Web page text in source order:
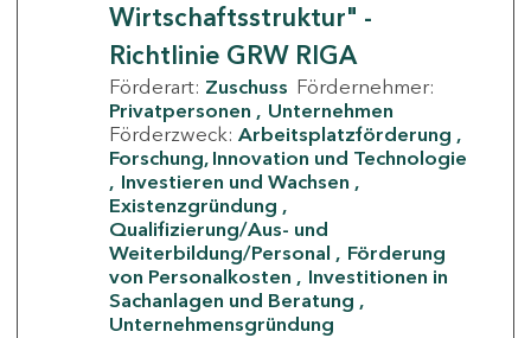
Wirtschaftsstruktur" -
Richtlinie GRW RIGA
Förderart: Zuschuss Fördernehmer:
Privatpersonen
Unternehmen
Förderzweck: Arbeitsplatzförderung
Forschung, Innovation und Technologie
Investieren und Wachsen
Existenzgründung
Qualifizierung/Aus- und
Weiterbildung/Personal
Förderung
von Personalkosten
Investitionen in
Sachanlagen und Beratung
Unternehmensgründung